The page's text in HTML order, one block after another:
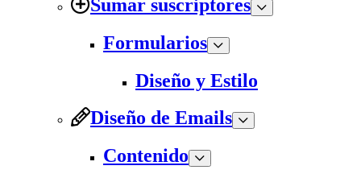
Sumar suscriptores
Formularios
Diseño y Estilo
Diseño de Emails
Contenido